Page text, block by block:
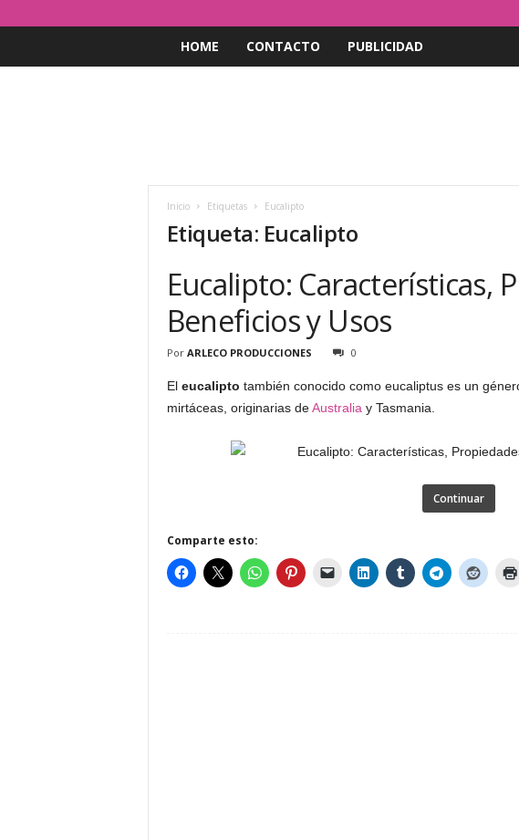
HOME CONTACTO PUBLICIDAD
Inicio Etiquetas Eucalipto
Etiqueta: Eucalipto
Eucalipto: Características,
Beneficios y Usos
Por ARLECO PRODUCCIONES 0
El eucalipto también conocido como eucaliptus es un
mirtáceas, originarias deAustralia y Tasmania.
Continuar
Comparte esto: